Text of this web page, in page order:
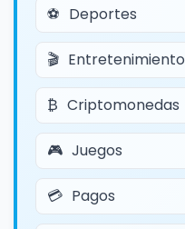
Deportes
Entretenimiento
Criptomonedas
Juegos
Pagos